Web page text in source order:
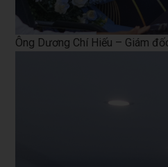
Ông Dương Chí Hiếu – Giám